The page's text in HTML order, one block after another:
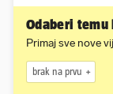
Odaberi
Primaj sve nove
brak na prvu